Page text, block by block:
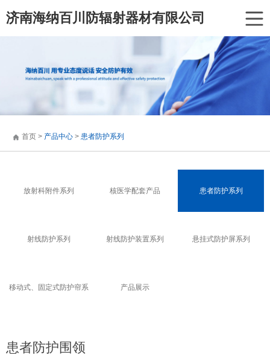
济南海纳百川防辐射器材有限公司
首页 > 产品中心 > 患者防护系列
放射科附件系列 核医学配套产品 患者防护系列
射线防护系列 射线防护装置系列 悬挂式防护屏系列
移动式、固定式防护帘系 产品展示
患者防护围领